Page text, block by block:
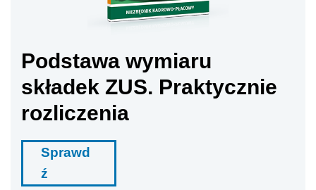
Podstawa wymiaru
składek ZUS. Praktycznie
rozliczenia
Sprawd
ź